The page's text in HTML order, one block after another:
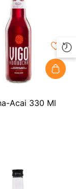
Acai 330 Ml